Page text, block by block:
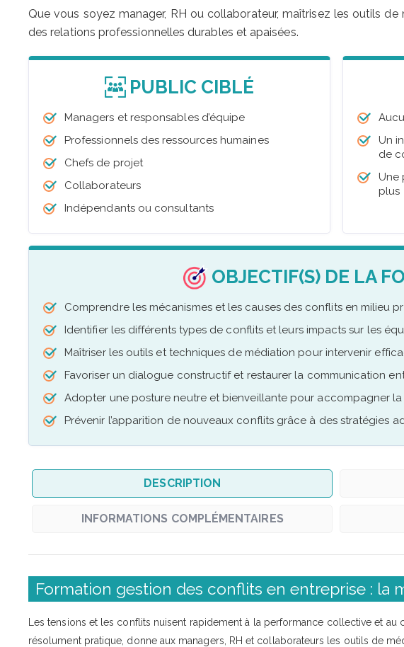
Que vous soyez manager, RH ou collaborateur, maîtrisez les outils
des relations professionnelles durables et apaisées.
PUBLIC CIBLÉ
Managers et responsables d’équipe
Professionnels des ressources humaines
Chefs de projet
Collaborateurs
Indépendants ou consultants
Un
de
Une
plus
OBJECTIF(S) DE LA
Comprendre les mécanismes et les causes des conflits en milieu
Identifier les différents types de conflits et leurs impacts sur les
Maîtriser les outils et techniques de médiation pour intervenir
Favoriser un dialogue constructif et restaurer la communication
Adopter une posture neutre et bienveillante pour accompagner
Prévenir l’apparition de nouveaux conflits grâce à des stratégies
DESCRIPTION
INFORMATIONS COMPLÉMENTAIRES
Formation gestion des conflits en entreprise : la
Les tensions et les conflits nuisent rapidement à la performance collective et au
résolument pratique, donne aux managers, RH et collaborateurs les outils de